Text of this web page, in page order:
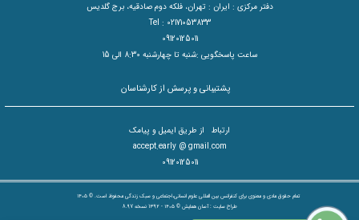
دفتر مرکزی : ایران : تهران، فلکه دوم صادقیه، برج گلدیس
Tel : 02171053833
09120125011
ساعت پاسخگویی :شنبه تا چهارشنبه 8:30 الی 15
پشتیبانی و پرسش از کارشناسان
ارتباط از طریق ایمیل و پیامک
accept.early @ gmail.com
09120125011
تمام حقوق مادی و معنوی برای کنفرانس بین المللی علوم انسانی،اجتماعی و سبک زندگی محفوظ است. © ۱۴۰۵
طراح سایت :آسان همایش © ۱۴۰۵ - 1392 نسخه 8.97